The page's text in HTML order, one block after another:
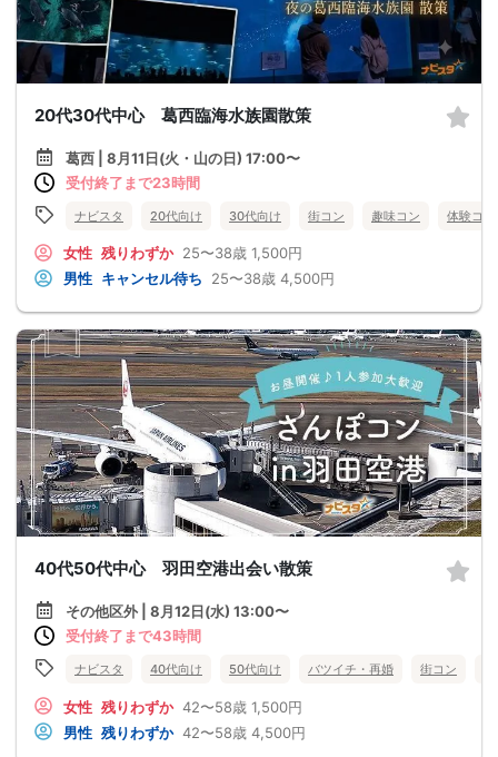
20代30代中心 葛西臨海水族園散策
葛西 | 8月11日(火・山の日) 17:00〜
受付終了まで23時間
ナビスタ 20代向け 30代向け 街コン 趣味コン 体験コン
女性 残りわずか 25〜38歳 1,500円
男性 キャンセル待ち 25〜38歳 4,500円
40代50代中心 羽田空港出会い散策
その他区外 | 8月12日(水) 13:00〜
受付終了まで43時間
ナビスタ 40代向け 50代向け バツイチ・再婚 街コン
女性 残りわずか 42〜58歳 1,500円
男性 残りわずか 42〜58歳 4,500円